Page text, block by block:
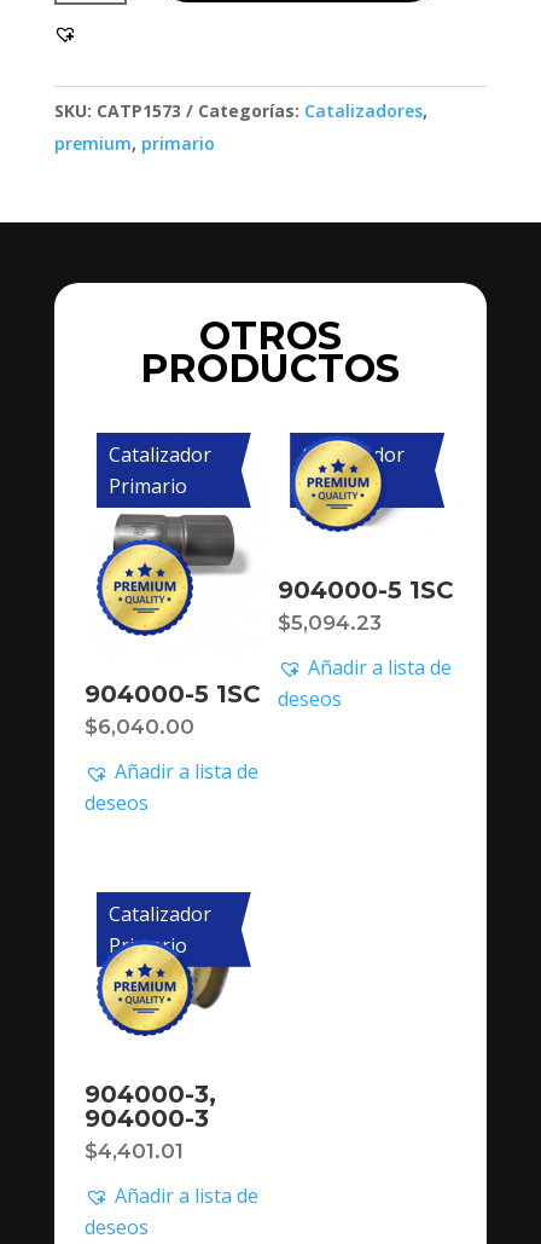
SKU: CATP1573 Categorías: Catalizadores,
premium, primario
OTROS
PRODUCTOS
Catalizador
Primario
904000-5 1SC
$6,040.00
Añadir a lista de
deseos
Catalizador
Primario
904000-5 1SC
$5,094.23
Añadir a lista de
deseos
Catalizador
Primario
904000-3,
904000-3
$4,401.01
Añadir a lista de
deseos